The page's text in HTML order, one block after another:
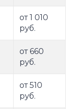
от 1 010
руб.
от 660
руб.
от 510
руб.